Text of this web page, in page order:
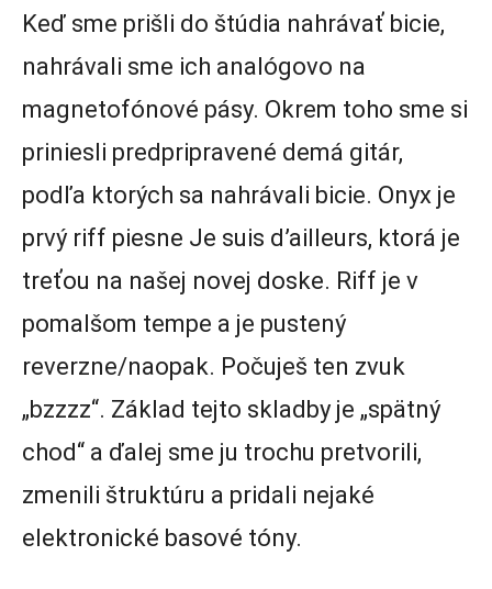
Keď sme prišli do štúdia nahrávať bicie,
nahrávali sme ich analógovo na
magnetofónové pásy. Okrem toho sme si
priniesli predpripravené demá gitár,
podľa ktorých sa nahrávali bicie. Onyx je
prvý riff piesne Je suis d’ailleurs, ktorá je
treťou na našej novej doske. Riff je v
pomalšom tempe a je pustený
reverzne/naopak. Počuješ ten zvuk
„bzzzz“. Základ tejto skladby je „spätný
chod“ a ďalej sme ju trochu pretvorili,
zmenili štruktúru a pridali nejaké
elektronické basové tóny.